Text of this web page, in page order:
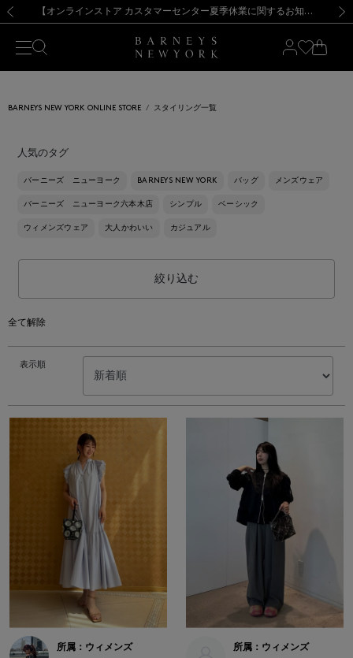
新規登録のお客様も対象！＜MY BARNEYS＞会員のお客様は11,000円（税込）以上のお買上げで常時送料無料！お買い物の際は会員登録を！
【夏季休業に伴う出荷一時停止のお知らせ】(2026.8.7) 【オンラインストア カスタマーセンター夏季休業に関するお知らせ】（2026.8.7）
【夏季休業に伴う返品・交換承り一時停止のお知らせ】（2026.8.5）
熊本県を中心とした地震の影響によるお荷物のお届けについて
【開催中】SUMMER SALEのご案内・ご注意事項 新規登録のお客様も対象！＜MY BARNEYS＞会員のお客様は11,000円（税込）以上のお買上げで常時送料無料！お買い物の際は会員登録を！
【夏季休業に伴う出荷一時停止のお知らせ】(2026.8.7)
BARNEYS NEW YORK ONLINE STORE スタイリング一覧
人気のタグ
バーニーズ ニューヨーク BARNEYS NEW YORK バッグ メンズウェア
バーニーズ ニューヨーク六本木店 シンプル ベーシック
ウィメンズウェア 大人かわいい カジュアル
絞り込む
全て解除
表示順
所属：ウィメンズ
所属：ウィメンズ